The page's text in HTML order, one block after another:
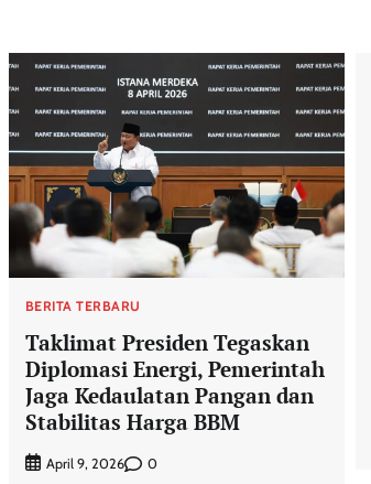
BERITA TERBARU
Taklimat Presiden Tegaskan
Diplomasi Energi, Pemerintah
Jaga Kedaulatan Pangan dan
Stabilitas Harga BBM
April 9, 2026 0